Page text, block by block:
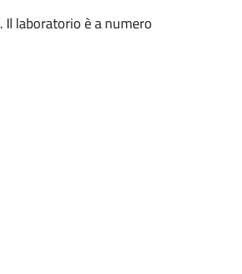
. Il laboratorio è a numero